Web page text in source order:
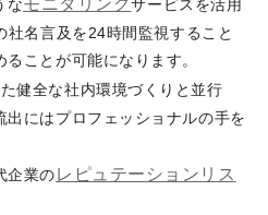
なモニタリングサービスを活用
社名言及を24時間監視すること
ことが可能になります。
健全な社内環境づくりと並行
出にはプロフェッショナルの手を
企業のレピュテーションリス